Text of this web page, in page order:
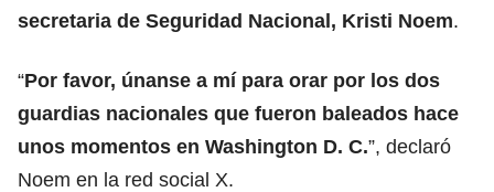
secretaria de Seguridad Nacional, Kristi Noem.
“Por favor, únanse a mí para orar por los dos
guardias nacionales que fueron baleados hace
unos momentos en Washington D. C.”, declaró
Noem en la red social X.